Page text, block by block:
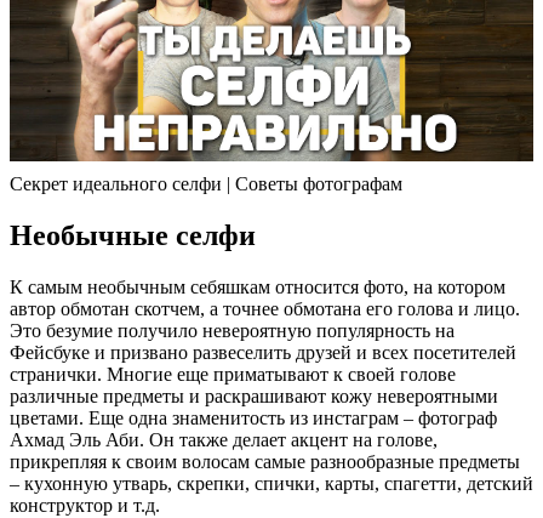
Секрет идеального селфи | Советы фотографам
Необычные селфи
К самым необычным себяшкам относится фото, на котором
автор обмотан скотчем, а точнее обмотана его голова и лицо.
Это безумие получило невероятную популярность на
Фейсбуке и призвано развеселить друзей и всех посетителей
странички. Многие еще приматывают к своей голове
различные предметы и раскрашивают кожу невероятными
цветами. Еще одна знаменитость из инстаграм – фотограф
Ахмад Эль Аби. Он также делает акцент на голове,
прикрепляя к своим волосам самые разнообразные предметы
– кухонную утварь, скрепки, спички, карты, спагетти, детский
конструктор и т.д.